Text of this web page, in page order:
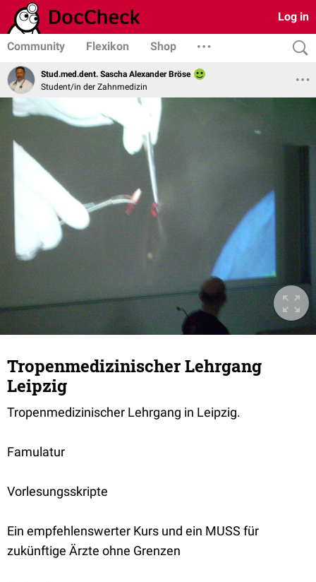
Log in
Community Flexikon Shop
Stud.med.dent. Sascha Alexander Bröse
Student/in der Zahnmedizin
Tropenmedizinischer Lehrgang
Leipzig
Tropenmedizinischer Lehrgang in Leipzig.
Famulatur
Vorlesungsskripte
Ein empfehlenswerter Kurs und ein MUSS für
zukünftige Ärzte ohne Grenzen